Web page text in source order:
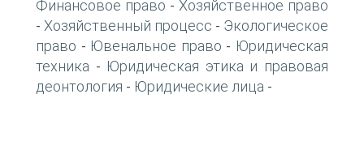
Финансовое право - Хозяйственное право
- Хозяйственный процесс - Экологическое
право - Ювенальное право - Юридическая
техника - Юридическая этика и правовая
деонтология - Юридические лица -